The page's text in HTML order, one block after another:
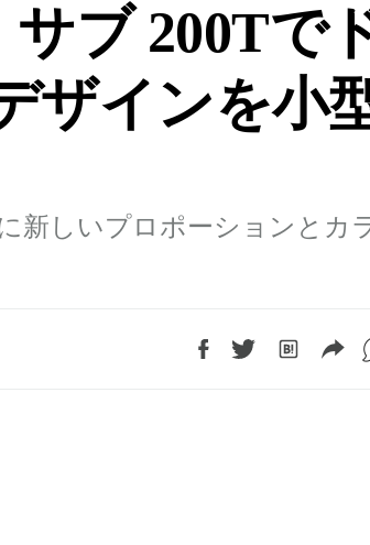
ブ 200Tで
ザインを小
新しいプロポーションとカ